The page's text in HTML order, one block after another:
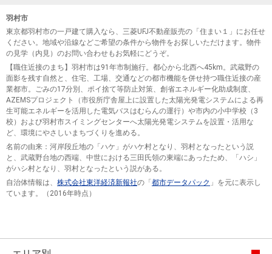
羽村市
東京都羽村市の一戸建て購入なら、三菱UFJ不動産販売の「住まい１」にお任せ
ください。地域や沿線などご希望の条件から物件をお探しいただけます。物件
の見学（内見）のお問い合わせもお気軽にどうぞ。
【職住近接のまち】羽村市は91年市制施行。都心から北西へ45km。武蔵野の
面影を残す自然と、住宅、工場、交通などの都市機能を併せ持つ職住近接の産
業都市。ごみの17分別、ポイ捨て等防止対策、創省エネルギー化助成制度、
AZEMSプロジェクト（市役所庁舎屋上に設置した太陽光発電システムによる再
生可能エネルギーを活用した電気バスはむらんの運行）や市内の小中学校（3
校）および羽村市スイミングセンターへ太陽光発電システムを設置・活用な
ど、環境にやさしいまちづくりを進める。
名前の由来：河岸段丘地の「ハケ」がハケ村となり、羽村となったという説
と、武蔵野台地の西端、中世における三田氏領の東端にあったため、「ハシ」
がハシ村となり、羽村となったという説がある。
自治体情報は、 株式会社東洋経済新報社の「 都市データパック 」を元に表示し
ています。（2016年時点）